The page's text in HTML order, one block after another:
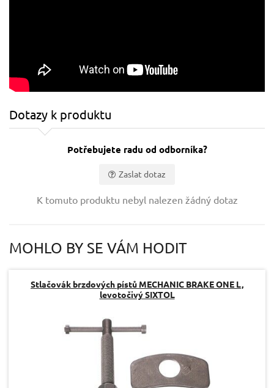
Dotazy k produktu
Potřebujete radu od odborníka?
Zaslat dotaz
Dotaz:
K tomuto produktu nebyl nalezen žádný dotaz
MOHLO BY SE VÁM HODIT
Stlačovák brzdových pístů MECHANIC BRAKE ONE L,
levotočivý SIXTOL